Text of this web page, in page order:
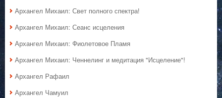
Архангел Михаил: Свет полного спектра!
Архангел Михаил: Сеанс исцеления
Архангел Михаил: Фиолетовое Пламя
Архангел Михаил: Ченнелинг и медитация "Исцеление"!
Архангел Рафаил
Архангел Чамуил